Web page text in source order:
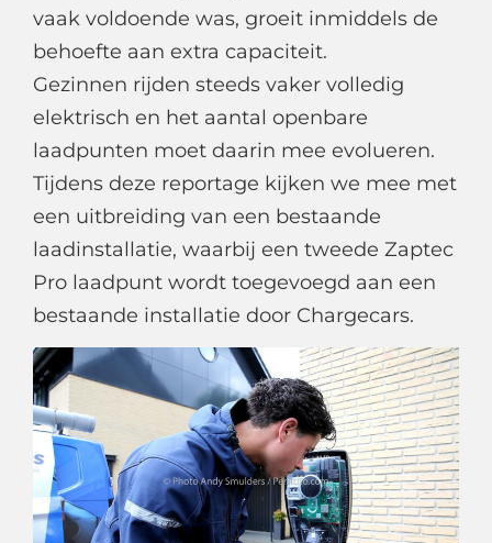
vaak voldoende was, groeit inmiddels de
behoefte aan extra capaciteit.
Gezinnen rijden steeds vaker volledig
elektrisch en het aantal openbare
laadpunten moet daarin mee evolueren.
Tijdens deze reportage kijken we mee met
een uitbreiding van een bestaande
laadinstallatie, waarbij een tweede Zaptec
Pro laadpunt wordt toegevoegd aan een
bestaande installatie door Chargecars.